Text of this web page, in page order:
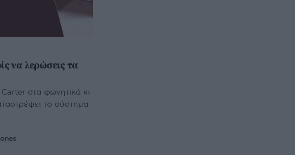
να λερώσεις τα
στα φωνητικά κι
το σύστημα